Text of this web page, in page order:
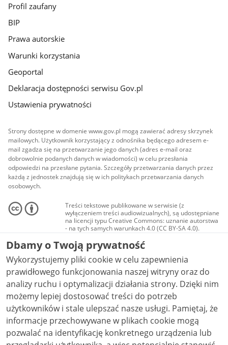
Profil zaufany
BIP
Prawa autorskie
Warunki korzystania
Geoportal
Deklaracja dostępności serwisu Gov.pl
Ustawienia prywatności
Strony dostępne w domenie www.gov.pl mogą zawierać adresy skrzynek
mailowych. Użytkownik korzystający z odnośnika będącego adresem e-
mail zgadza się na przetwarzanie jego danych (adres e-mail oraz
dobrowolnie podanych danych w wiadomości) w celu przesłania
odpowiedzi na przesłane pytania. Szczegóły przetwarzania danych przez
każdą z jednostek znajdują się w ich politykach przetwarzania danych
osobowych.
Treści tekstowe publikowane w serwisie (z
wyłączeniem treści audiowizualnych), są udostępniane
na licencji typu Creative Commons: uznanie autorstwa
- na tych samych warunkach 4.0 (CC BY-SA 4.0).
Materiały audiowizualne, w tym zdjęcia, materiały
audio i wideo, są udostępniane na licencji typu
Creative Commons: uznanie autorstwa użycie
niekomercyjne - bez utworów zależnych 4.0 (CC BY-
NC-ND 4.0), o ile nie jest to stwierdzone inaczej.
Dbamy o Twoją prywatność
Wykorzystujemy pliki cookie w celu zapewnienia
prawidłowego funkcjonowania naszej witryny oraz do
analizy ruchu i optymalizacji działania strony. Dzięki nim
możemy lepiej dostosować treści do potrzeb
użytkowników i stale ulepszać nasze usługi. Pamiętaj, że
informacje przechowywane w plikach cookie mogą
pozwalać na identyfikację konkretnego urządzenia lub